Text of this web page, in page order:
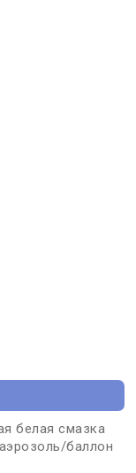
белая смазка
баллон